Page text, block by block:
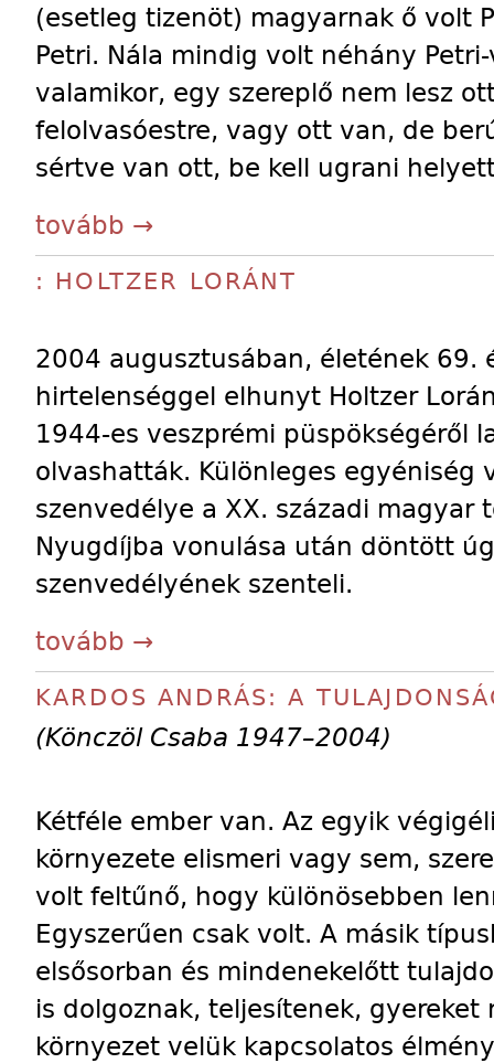
(esetleg tizenöt) magyarnak ő volt
Petri. Nála mindig volt néhány
valamikor, egy szereplő nem lesz
felolvasóestre, vagy ott van, de
sértve van ott, be kell ugrani
tovább →
: HOLTZER LORÁNT
2004 augusztusában, életének 69.
hirtelenséggel elhunyt Holtzer
1944-es veszprémi püspökségéről
olvashatták. Különleges egyéniség
szenvedélye a XX. századi
Nyugdíjba vonulása után döntött
szenvedélyének szenteli.
tovább →
KARDOS ANDRÁS: A
(Könczöl Csaba 1947–2004)
Kétféle ember van. Az egyik
környezete elismeri vagy sem,
volt feltűnő, hogy különösebben
Egyszerűen csak volt. A másik
elsősorban és mindenekelőtt
is dolgoznak, teljesítenek,
környezet velük kapcsolatos